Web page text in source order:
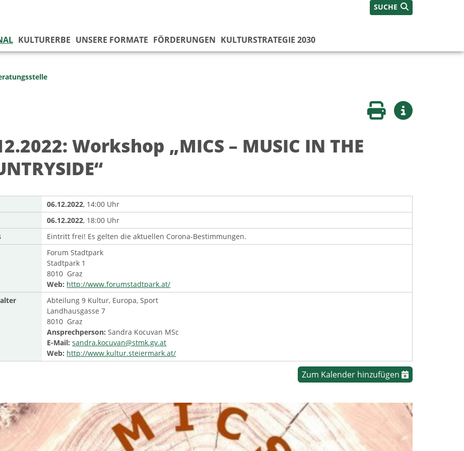
SUCHE
KULTURERBE UNSERE FORMATE FÖRDERUNGEN KULTURSTRATEGIE 2030
Seite druckenWeitere Infos
Workshop „MICS – MUSIC IN THE
06.12.2022, 14:00 Uhr
06.12.2022, 18:00 Uhr
Eintritt frei! Es gelten die aktuellen Corona-Bestimmungen.
Forum Stadtpark
Stadtpark 1
8010 Graz
Web: http://www.forumstadtpark.at/
Abteilung 9 Kultur, Europa, Sport
Landhausgasse 7
8010 Graz
Ansprechperson:Sandra Kocuvan MSc
E-Mail: sandra.kocuvan@stmk.gv.at
Web: http://www.kultur.steiermark.at/
Zum Kalender hinzufügen